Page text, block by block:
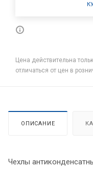
Цена действительна
отличаться от цен в
ОПИСАНИЕ
Чехлы